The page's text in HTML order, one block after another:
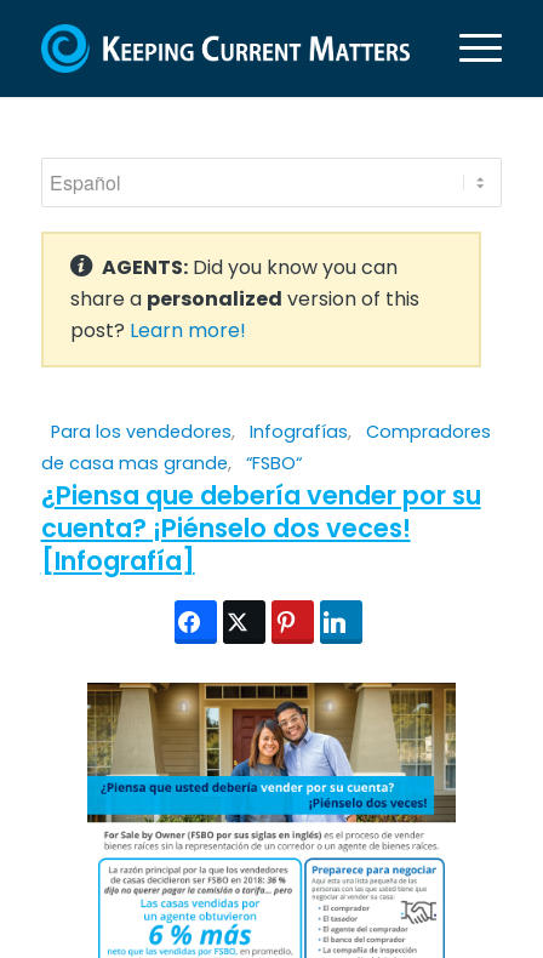
AGENTS:Did you know you can
share a personalized version of this
post? Learn more!
Para los vendedores, Infografías, Compradores
de casa mas grande, “FSBO“
¿Piensa que debería vender por su
cuenta? ¡Piénselo dos veces!
[Infografía]